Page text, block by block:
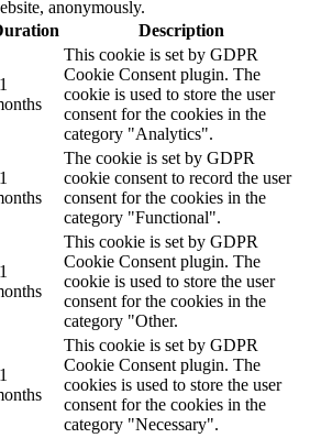
anonymously.
Description
This cookie is set by GDPR
Cookie Consent plugin. The
cookie is used to store the user
consent for the cookies in the
category "Analytics".
The cookie is set by GDPR
cookie consent to record the user
consent for the cookies in the
category "Functional".
This cookie is set by GDPR
Cookie Consent plugin. The
cookie is used to store the user
consent for the cookies in the
category "Other.
This cookie is set by GDPR
Cookie Consent plugin. The
cookies is used to store the user
consent for the cookies in the
category "Necessary".